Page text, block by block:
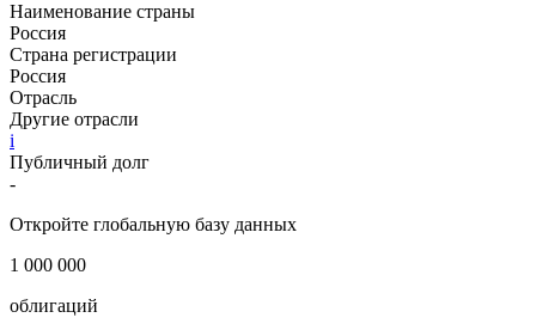
Организация ликвидирована
Наименование организации
ООО "ОРИКО"
Наименование страны
Россия
Страна регистрации
Россия
i
-
Откройте глобальную базу данных